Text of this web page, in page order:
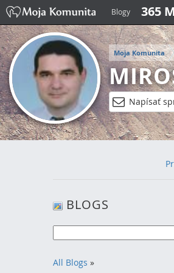
Blogy 365
Moja Komunita
Napísať
BLOGS
All Blogs »